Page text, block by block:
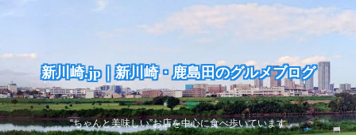
新川崎.jp｜新川崎・鹿島田のグルメブログ
“ちゃんと美味しい”お店を中心に食べ歩いています